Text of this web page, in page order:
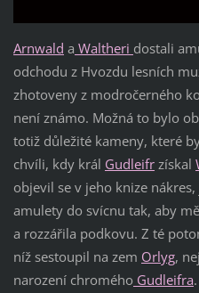
Arnwald a Waltheri dostali
odchodu z Hvozdu lesních
zhotoveny z modročerného
není známo. Možná to bylo
totiž důležité kameny, které
chvíli, kdy král Gudleifrzískal
objevil se v jeho knize
amulety do svícnu tak, aby
a rozzářila podkovu. Z té
níž sestoupil na zem Orlyg,
narození chromého Gudleifra